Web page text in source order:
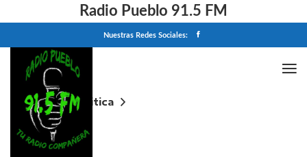
Radio Pueblo 91.5 FM
Nuestras Redes Sociales:
Home
Politica
Los gobernadores molestos porque Milei no los
recibió en Nueva York: "Se perdió una oportunidad
política"